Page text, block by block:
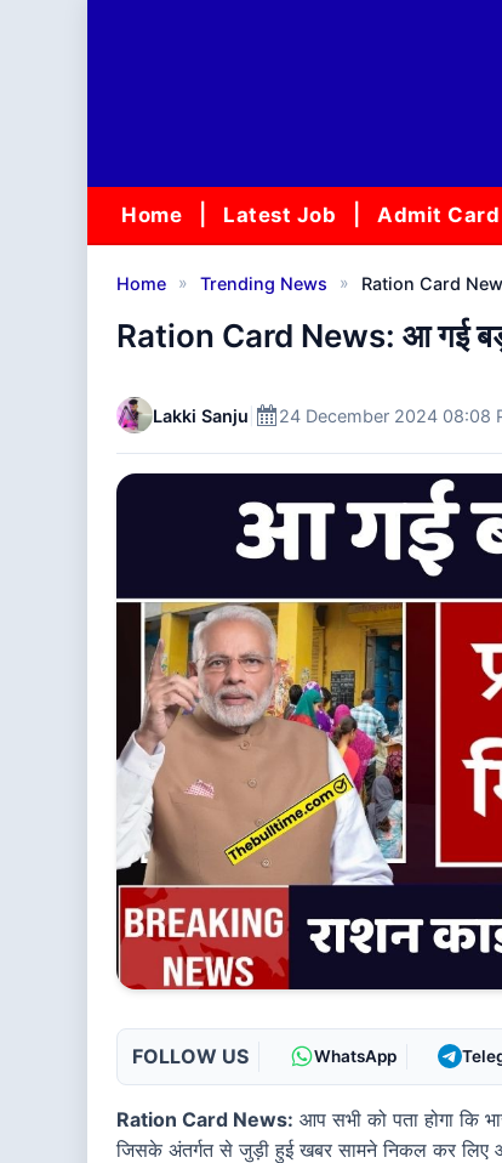
Home Latest Job Admit Card
Home » Trending News » Ration Card
Ration Card News: आ गई
Lakki Sanju 24 December 2024 08:08
FOLLOW US WhatsApp
Ration Card News: आप सभी को पता होगा कि
जिसके अंतर्गत से जुड़ी हुई खबर सामने निकल कर लिए